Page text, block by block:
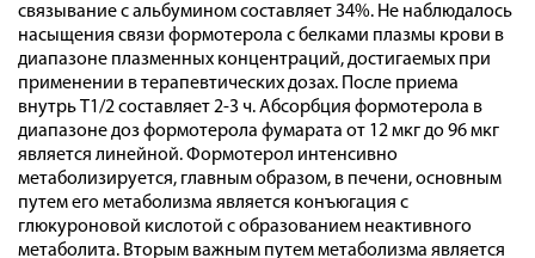
связывание с альбумином составляет 34%. Не наблюдалось
насыщения связи формотерола с белками плазмы крови в
диапазоне плазменных концентраций, достигаемых при
применении в терапевтических дозах. После приема
внутрь T1/2 составляет 2-3 ч. Абсорбция формотерола в
диапазоне доз формотерола фумарата от 12 мкг до 96 мкг
является линейной. Формотерол интенсивно
метаболизируется, главным образом, в печени, основным
путем его метаболизма является конъюгация с
глюкуроновой кислотой с образованием неактивного
метаболита. Вторым важным путем метаболизма является